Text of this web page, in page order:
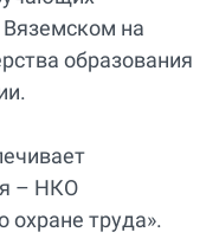
на
образования
– НКО
охране труда».